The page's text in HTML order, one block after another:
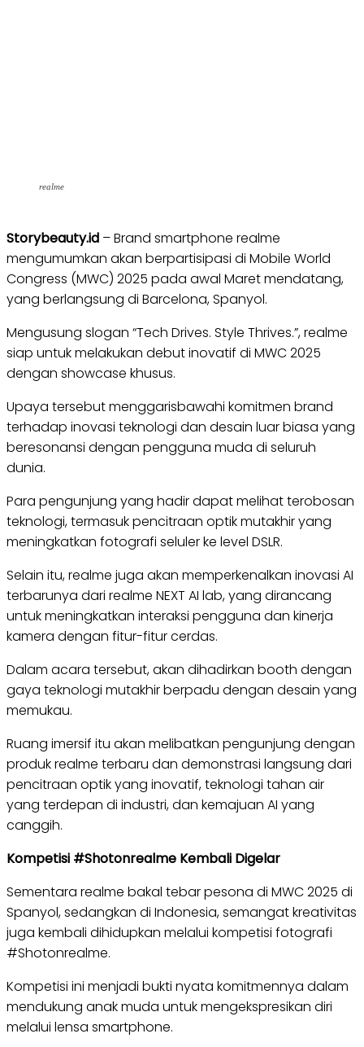
realme
Storybeauty.id – Brand smartphone realme
mengumumkan akan berpartisipasi di Mobile World
Congress (MWC) 2025 pada awal Maret mendatang,
yang berlangsung di Barcelona, Spanyol.
Mengusung slogan “Tech Drives. Style Thrives.”, realme
siap untuk melakukan debut inovatif di MWC 2025
dengan showcase khusus.
Upaya tersebut menggarisbawahi komitmen brand
terhadap inovasi teknologi dan desain luar biasa yang
beresonansi dengan pengguna muda di seluruh
dunia.
Para pengunjung yang hadir dapat melihat terobosan
teknologi, termasuk pencitraan optik mutakhir yang
meningkatkan fotografi seluler ke level DSLR.
Selain itu, realme juga akan memperkenalkan inovasi AI
terbarunya dari realme NEXT AI lab, yang dirancang
untuk meningkatkan interaksi pengguna dan kinerja
kamera dengan fitur-fitur cerdas.
Dalam acara tersebut, akan dihadirkan booth dengan
gaya teknologi mutakhir berpadu dengan desain yang
memukau.
Ruang imersif itu akan melibatkan pengunjung dengan
produk realme terbaru dan demonstrasi langsung dari
pencitraan optik yang inovatif, teknologi tahan air
yang terdepan di industri, dan kemajuan AI yang
canggih.
Kompetisi #Shotonrealme Kembali Digelar
Sementara realme bakal tebar pesona di MWC 2025 di
Spanyol, sedangkan di Indonesia, semangat kreativitas
juga kembali dihidupkan melalui kompetisi fotografi
#Shotonrealme.
Kompetisi ini menjadi bukti nyata komitmennya dalam
mendukung anak muda untuk mengekspresikan diri
melalui lensa smartphone.